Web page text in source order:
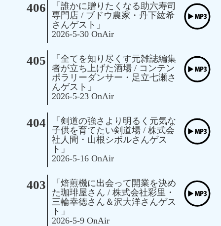
406
「誰かに贈りたくなる助六寿司
専門店 / ブドウ農家・丹下紘希
さんゲスト」
2026-5-30 OnAir
405
「全てを知り尽くす元雑誌編集
者が立ち上げた酒場 / コンテン
ポラリーダンサー・足立七瀬さ
んゲスト」
2026-5-23 OnAir
404
「剣道の強さより明るく元気な
子供を育てたい剣道場 / 株式会
社人間・山根シボルさんゲス
ト」
2026-5-16 OnAir
403
「焙煎機に出会って開業を決め
た珈琲屋さん / 株式会社彩里・
三輪幸徳さん＆沢大洋さんゲス
ト」
2026-5-9 OnAir